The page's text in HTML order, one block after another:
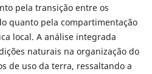
pela transição entre os
quanto pela compartimentação
local. A análise integrada
naturais na organização do
de uso da terra, ressaltando a